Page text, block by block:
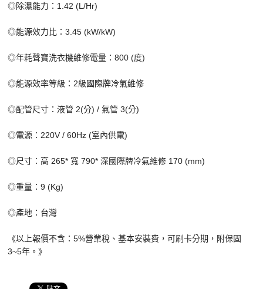
◎除濕能力：1.42 (L/Hr)
◎能源效力比：3.45 (kW/kW)
◎年耗聲寶洗衣機維修電量：800 (度)
◎能源效率等級：2級國際牌冷氣維修
◎配管尺寸：液管 2(分) / 氣管 3(分)
◎電源：220V / 60Hz (室內供電)
◎尺寸：高 265* 寬 790* 深國際牌冷氣維修 170 (mm)
◎重量：9 (Kg)
◎產地：台灣
《以上報價不含：5%營業稅、基本安裝費，可刷卡分期，附保固
3~5年。》